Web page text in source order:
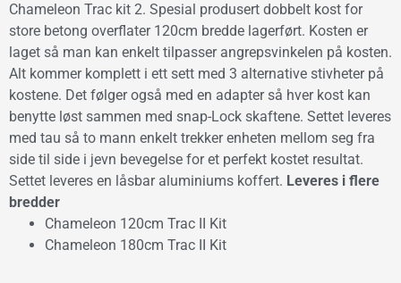
Chameleon Trac kit 2. Spesial produsert dobbelt kost for
store betong overflater 120cm bredde lagerført. Kosten er
laget så man kan enkelt tilpasser angrepsvinkelen på kosten.
Alt kommer komplett i ett sett med 3 alternative stivheter på
kostene. Det følger også med en adapter så hver kost kan
benytte løst sammen med snap-Lock skaftene. Settet leveres
med tau så to mann enkelt trekker enheten mellom seg fra
side til side i jevn bevegelse for et perfekt kostet resultat.
Settet leveres en låsbar aluminiums koffert. Leveres i flere
bredder
Chameleon 120cm Trac II Kit
Chameleon 180cm Trac II Kit